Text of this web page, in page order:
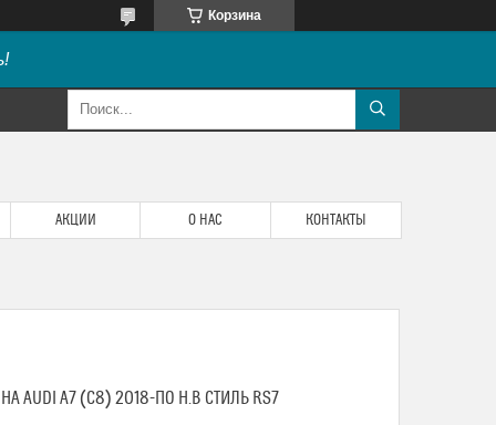
Корзина
АКЦИИ О НАС КОНТАКТЫ
AUDI A7 (C8) 2018-ПО Н.В СТИЛЬ RS7